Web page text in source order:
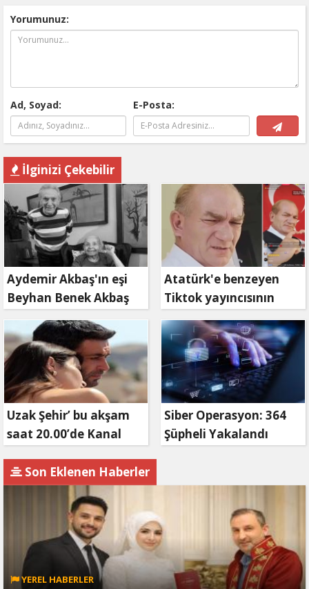
Yorumunuz:
Ad, Soyad: E-Posta:
İlginizi Çekebilir
Aydemir Akbaş'ın eşi
Beyhan Benek Akbaş
hayatını kaybetti
Atatürk'e benzeyen
Tiktok yayıncısının
Keriz avı
Uzak Şehir’ bu akşam
saat 20.00’de Kanal
Siber Operasyon: 364
Şüpheli Yakalandı
Son Eklenen Haberler
YEREL HABERLER